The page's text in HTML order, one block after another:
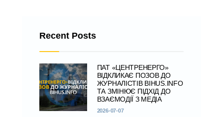
Recent Posts
ПАТ «ЦЕНТРЕНЕРГО»
ВІДКЛИКАЄ ПОЗОВ ДО
ЖУРНАЛІСТІВ BIHUS.INFO
ТА ЗМІНЮЄ ПІДХІД ДО
ВЗАЄМОДІЇ З МЕДІА
2026-07-07